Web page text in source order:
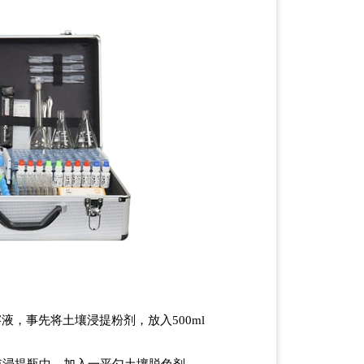
，事先将土壤浸提粉剂，放入500ml